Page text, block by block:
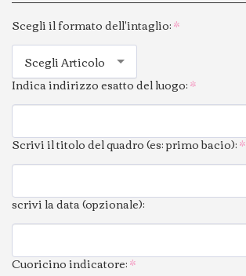
Scegli il formato dell'intaglio:*
Scegli Articolo
Indica indirizzo esatto del luogo:*
Scrivi il titolo del quadro (es: primo bacio):*
scrivi la data (opzionale):
Cuoricino indicatore:*